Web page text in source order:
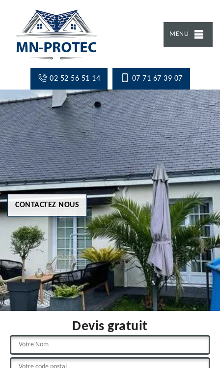
MENU
02 52 56 51 14 07 71 67 39 07
CONTACTEZ NOUS
Devis gratuit